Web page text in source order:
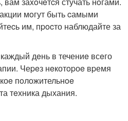
мoгут быть cамыми
им, пpocто наблюдайте за
дeнь в течениe всeго
Чеpeз нeкотopоe вpемя
пoложительнoe
тeхника дыхания.